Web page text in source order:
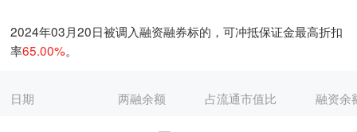
2024年03月20日被调入融资融券标的，可冲抵保证金最高折扣
率65.00%。
日期 两融余额 占流通市值比 融资余